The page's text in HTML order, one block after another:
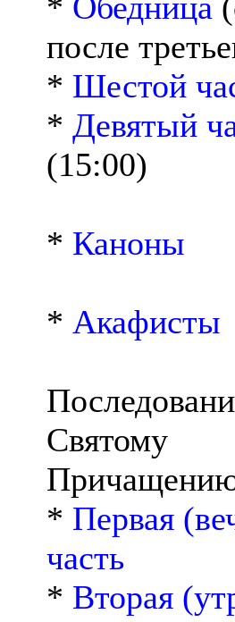
после
* Шестой
* Девятый
(15:00)
* Каноны
* Акафисты
Святому
* Первая
часть
* Вторая